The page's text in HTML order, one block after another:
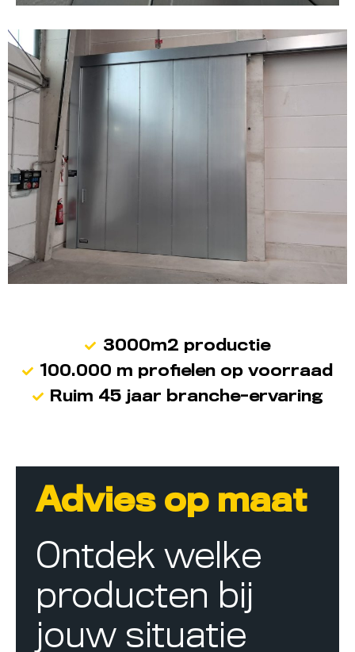
3000m2 productie
100.000 m profielen op voorraad
Ruim 45 jaar branche-ervaring
Advies op maat
Ontdek welke
producten bij
jouw situatie